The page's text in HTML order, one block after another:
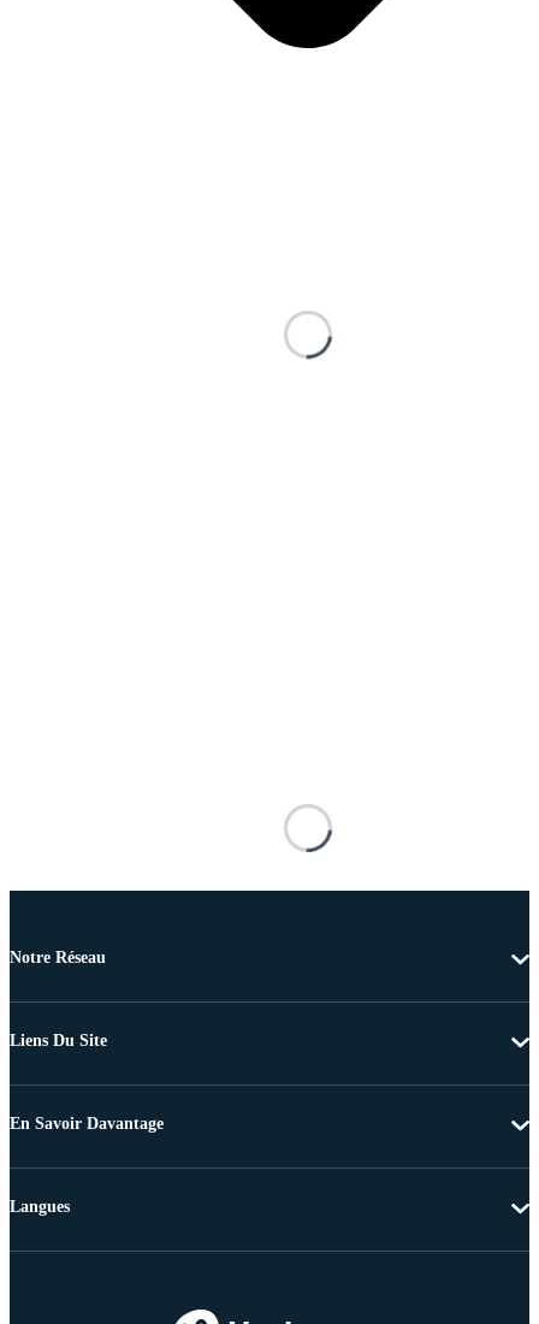
Notre Réseau
Liens Du Site
En Savoir Davantage
Langues